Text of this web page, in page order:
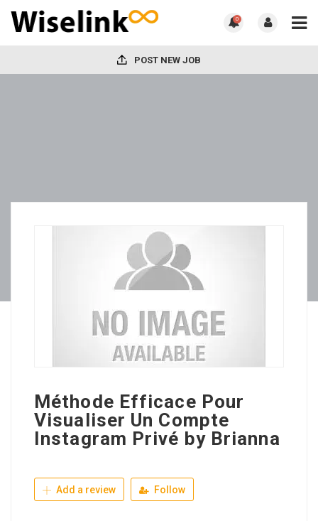
0
POST NEW JOB
Méthode Efficace Pour
Visualiser Un Compte
Instagram Privé by Brianna
Add a review Follow